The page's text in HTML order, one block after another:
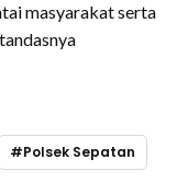
masyarakat serta
Polsek Sepatan